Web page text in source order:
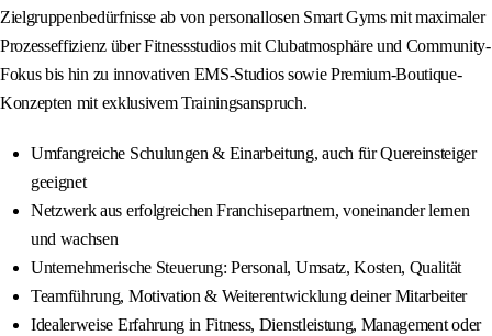
Zielgruppenbedürfnisse ab von personallosen Smart Gyms mit maximaler
Prozesseffizienz über Fitnessstudios mit Clubatmosphäre und Community-
Fokus bis hin zu innovativen EMS-Studios sowie Premium-Boutique-
Konzepten mit exklusivem Trainingsanspruch.
Umfangreiche Schulungen & Einarbeitung, auch für Quereinsteiger
geeignet
Netzwerk aus erfolgreichen Franchisepartnern, voneinander lernen
und wachsen
Unternehmerische Steuerung: Personal, Umsatz, Kosten, Qualität
Teamführung, Motivation & Weiterentwicklung deiner Mitarbeiter
Idealerweise Erfahrung in Fitness, Dienstleistung, Management oder